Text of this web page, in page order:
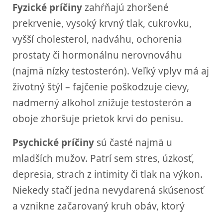
Fyzické príčinyzahŕňajú zhoršené
prekrvenie, vysoký krvný tlak, cukrovku,
vyšší cholesterol, nadváhu, ochorenia
prostaty či hormonálnu nerovnováhu
(najmä nízky testosterón). Veľký vplyv má aj
životný štýl – fajčenie poškodzuje cievy,
nadmerný alkohol znižuje testosterón a
oboje zhoršuje prietok krvi do penisu.
Psychické príčiny sú časté najmä u
mladších mužov. Patrí sem stres, úzkosť,
depresia, strach z intimity či tlak na výkon.
Niekedy stačí jedna nevydarená skúsenosť
a vznikne začarovaný kruh obáv, ktorý